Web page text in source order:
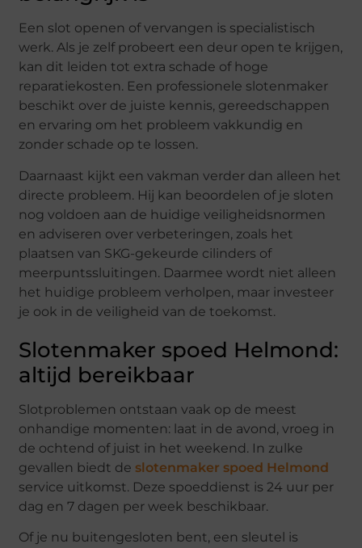
Een slot openen of vervangen is specialistisch
werk. Als je zelf probeert een deur open te krijgen,
kan dit leiden tot extra schade of hoge
reparatiekosten. Een professionele slotenmaker
beschikt over de juiste kennis, gereedschappen
en ervaring om het probleem vakkundig en
zonder schade op te lossen.
Daarnaast kijkt een vakman verder dan alleen het
directe probleem. Hij kan beoordelen of je sloten
nog voldoen aan de huidige veiligheidsnormen
en adviseren over verbeteringen, zoals het
plaatsen van SKG-gekeurde cilinders of
meerpuntssluitingen. Daarmee wordt niet alleen
het huidige probleem verholpen, maar investeer
je ook in de veiligheid van de toekomst.
Slotenmaker spoed Helmond:
altijd bereikbaar
Slotproblemen ontstaan vaak op de meest
onhandige momenten: laat in de avond, vroeg in
de ochtend of juist in het weekend. In zulke
gevallen biedt de slotenmaker spoed Helmond
service uitkomst. Deze spoeddienst is 24 uur per
dag en 7 dagen per week beschikbaar.
Of je nu buitengesloten bent, een sleutel is